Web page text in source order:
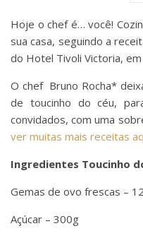
Hoje o chef é… você! Cozinhe como um verdadeiro chef, em
sua casa, seguindo a
do Hotel Tivoli Victoria,
O chef Bruno Rocha*
de toucinho do céu,
convidados, com uma
ver muitas mais receitas
Ingredientes Toucinho
Gemas de ovo frescas –
Açúcar – 300g